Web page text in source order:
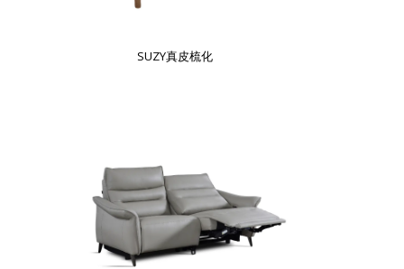
SUZY真皮梳化